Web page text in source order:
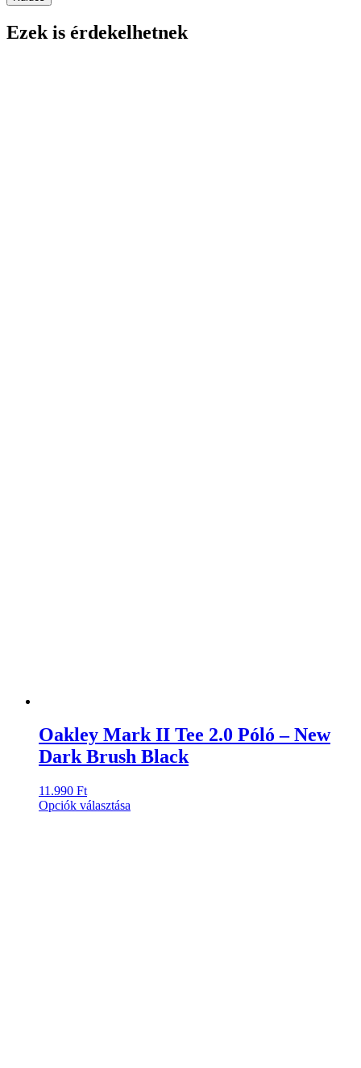
Ezek is érdekelhetnek
Oakley Mark II Tee 2.0 Póló – New
Dark Brush Black
11.990 Ft
Opciók választása